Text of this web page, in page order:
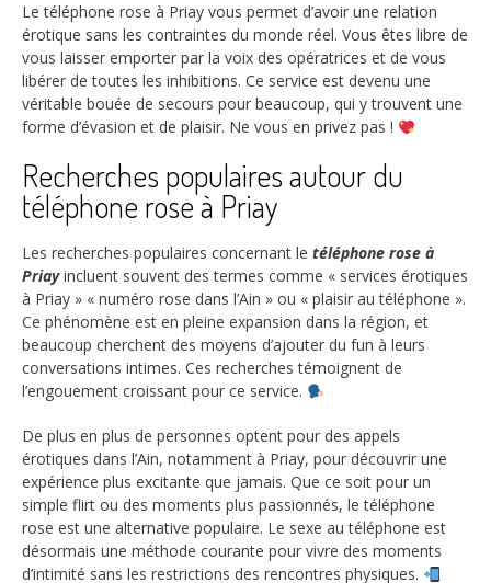
Le téléphone rose à Priay vous permet d’avoir une relation
érotique sans les contraintes du monde réel. Vous êtes libre de
vous laisser emporter par la voix des opératrices et de vous
libérer de toutes les inhibitions. Ce service est devenu une
véritable bouée de secours pour beaucoup, qui y trouvent une
forme d’évasion et de plaisir. Ne vous en privez pas !
Recherches populaires autour du
téléphone rose à Priay
Les recherches populaires concernant le téléphone rose à
Priayincluent souvent des termes comme « services érotiques
à Priay » « numéro rose dans l’Ain » ou « plaisir au téléphone ».
Ce phénomène est en pleine expansion dans la région, et
beaucoup cherchent des moyens d’ajouter du fun à leurs
conversations intimes. Ces recherches témoignent de
l’engouement croissant pour ce service.
De plus en plus de personnes optent pour des appels
érotiques dans l’Ain, notamment à Priay, pour découvrir une
expérience plus excitante que jamais. Que ce soit pour un
simple flirt ou des moments plus passionnés, le téléphone
rose est une alternative populaire. Le sexe au téléphone est
désormais une méthode courante pour vivre des moments
d’intimité sans les restrictions des rencontres physiques.